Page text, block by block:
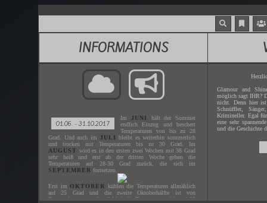
INFORMATIONS
01.06. - 31.10.2017
Im JUNI
hält der Sommer
endlich Einzug und beschert
Temperaturen von bis zu 28
Grad. Und auch im
JULI bleibt es weiterhin sommerlich
und trocken mit Temperaturen bis zu 30 Grad. Im
AUGUST wird es in den ersten zwei Wochen mit 38 Grad
sehr heiß und erst ab der dritten Woche gehen die
Temperaturen auf 28-30 Grad zurück, die sich im
SEPTEMBER fortsetzen.
Erst im OKTOBER
kühlen die Temperaturen allmählich
auf 25 Grad und die zweite Oktoberhälfte ist von
Regenschauern geprägt. Wobei die Temperaturen bis auf 20
Glamour and
möglich sagt IHR?
nicht. Denn hier
Schnüffler,
Krimineller. Egal
eine sehr
und die Geschichte